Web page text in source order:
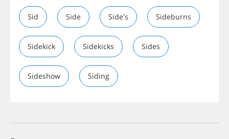
Sid Side Side's Sideburns
Sidekick Sidekicks Sides
Sideshow Siding